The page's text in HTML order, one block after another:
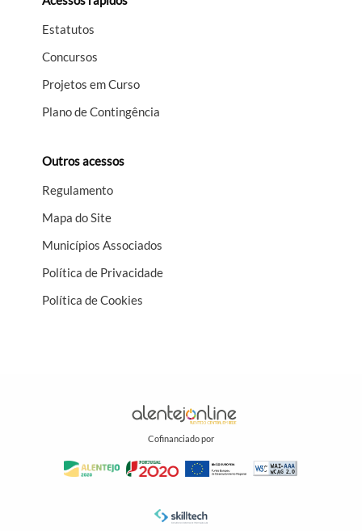
Estatutos
Concursos
Projetos em Curso
Plano de Contingência
Outros acessos
Regulamento
Mapa do Site
Municípios Associados
Política de Privacidade
Política de Cookies
Cofinanciado por